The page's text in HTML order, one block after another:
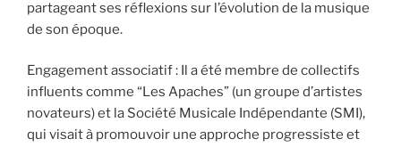
partageant ses réflexions sur l’évolution de la musique
de son époque.
Engagement associatif : Il a été membre de collectifs
influents comme “Les Apaches” (un groupe d’artistes
novateurs) et la Société Musicale Indépendante (SMI),
qui visait à promouvoir une approche progressiste et